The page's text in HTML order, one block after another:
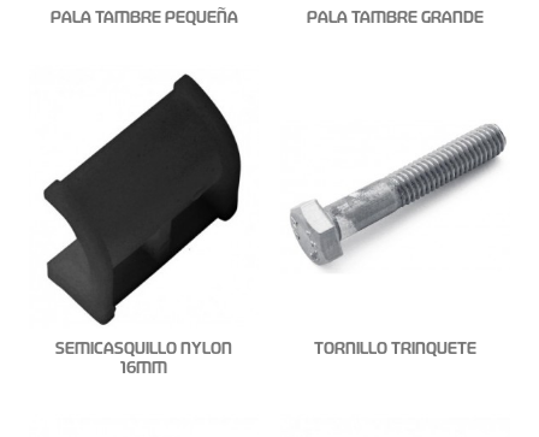
PALA TAMBRE PEQUEÑA PALA TAMBRE GRANDE
SEMICASQUILLO NYLON
16MM
TORNILLO TRINQUETE